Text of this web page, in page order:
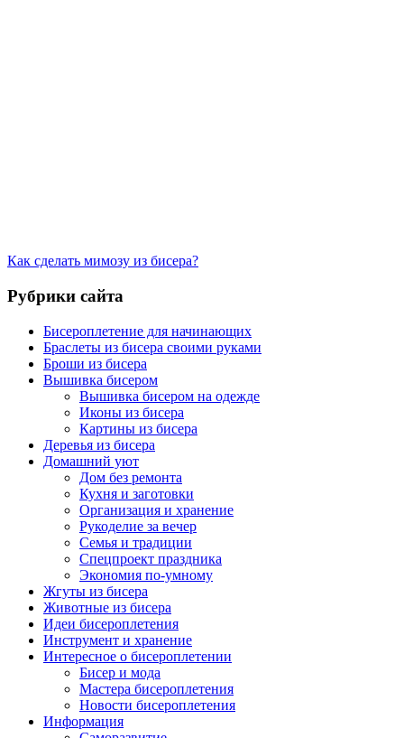
Как сделать мимозу из бисера?
Рубрики сайта
Бисероплетение для начинающих
Браслеты из бисера своими руками
Броши из бисера
Вышивка бисером
Вышивка бисером на одежде
Иконы из бисера
Картины из бисера
Деревья из бисера
Домашний уют
Дом без ремонта
Кухня и заготовки
Организация и хранение
Рукоделие за вечер
Семья и традиции
Спецпроект праздника
Экономия по-умному
Жгуты из бисера
Животные из бисера
Идеи бисероплетения
Инструмент и хранение
Интересное о бисероплетении
Бисер и мода
Мастера бисероплетения
Новости бисероплетения
Информация